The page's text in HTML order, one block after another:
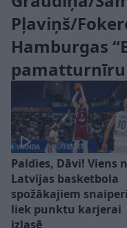
Pļaviņš/
Hamburgas
pamatturnīru
Paldies, Dāvi! Viens
Latvijas basketbola
spožākajiem
liek punktu karjerai
izlasē